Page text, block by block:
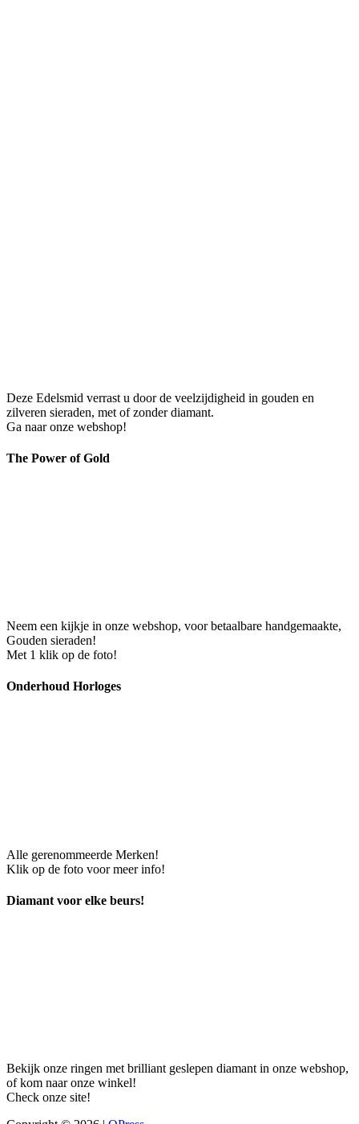
Deze Edelsmid verrast u door de veelzijdigheid in gouden en
zilveren sieraden, met of zonder diamant.
Ga naar onze webshop!
The Power of Gold
Neem een kijkje in onze webshop, voor betaalbare handgemaakte,
Gouden sieraden!
Met 1 klik op de foto!
Onderhoud Horloges
Alle gerenommeerde Merken!
Klik op de foto voor meer info!
Diamant voor elke beurs!
Bekijk onze ringen met brilliant geslepen diamant in onze webshop,
of kom naar onze winkel!
Check onze site!